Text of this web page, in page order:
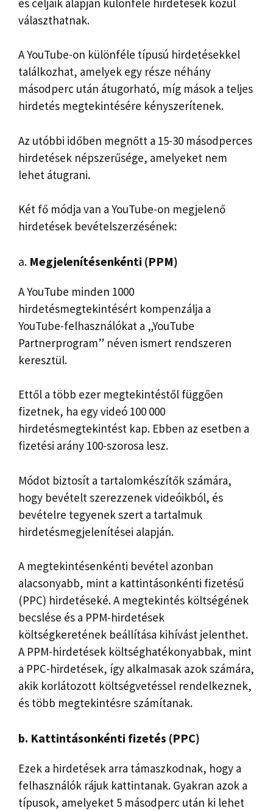
választhatnak.
A YouTube-on különféle típusú hirdetésekkel
találkozhat, amelyek egy része néhány
másodperc után átugorható, míg mások a teljes
hirdetés megtekintésére kényszerítenek.
Az utóbbi időben megnőtt a 15-30 másodperces
hirdetések népszerűsége, amelyeket nem
lehet átugrani.
Két fő módja van a YouTube-on megjelenő
hirdetések bevételszerzésének:
a. Megjelenítésenkénti (PPM)
A YouTube minden 1000
hirdetésmegtekintésért kompenzálja a
YouTube-felhasználókat a „YouTube
Partnerprogram” néven ismert rendszeren
keresztül.
Ettől a több ezer megtekintéstől függően
fizetnek, ha egy videó 100 000
hirdetésmegtekintést kap. Ebben az esetben a
fizetési arány 100-szorosa lesz.
Módot biztosít a tartalomkészítők számára,
hogy bevételt szerezzenek videóikból, és
bevételre tegyenek szert a tartalmuk
hirdetésmegjelenítései alapján.
A megtekintésenkénti bevétel azonban
alacsonyabb, mint a kattintásonkénti fizetésű
(PPC) hirdetéseké. A megtekintés költségének
becslése és a PPM-hirdetések
költségkeretének beállítása kihívást jelenthet.
A PPM-hirdetések költséghatékonyabbak, mint
a PPC-hirdetések, így alkalmasak azok számára,
akik korlátozott költségvetéssel rendelkeznek,
és több megtekintésre számítanak.
b. Kattintásonkénti fizetés (PPC)
Ezek a hirdetések arra támaszkodnak, hogy a
felhasználók rájuk kattintanak. Gyakran azok a
típusok, amelyeket 5 másodperc után ki lehet